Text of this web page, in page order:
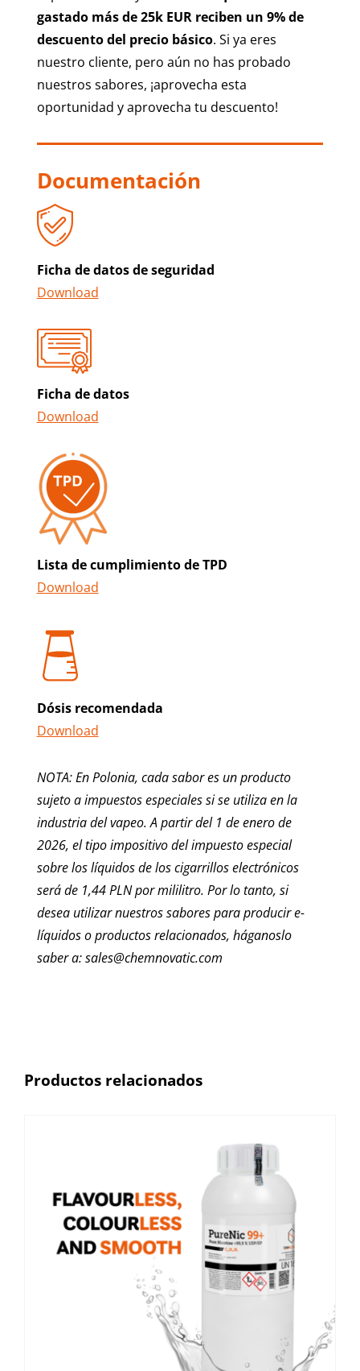
gastado más de 25k EUR reciben un 9% de
descuento del precio básico. Si ya eres
nuestro cliente, pero aún no has probado
nuestros sabores, ¡aprovecha esta
oportunidad y aprovecha tu descuento!
Documentación
Ficha de datos de seguridad
Download
Ficha de datos
Download
Lista de cumplimiento de TPD
Download
Dósis recomendada
Download
NOTA: En Polonia, cada sabor es un producto
sujeto a impuestos especiales si se utiliza en la
industria del vapeo. A partir del 1 de enero de
2026, el tipo impositivo del impuesto especial
sobre los líquidos de los cigarrillos electrónicos
será de 1,44 PLN por mililitro. Por lo tanto, si
desea utilizar nuestros sabores para producir e-
líquidos o productos relacionados, háganoslo
saber a: sales@chemnovatic.com
Productos relacionados